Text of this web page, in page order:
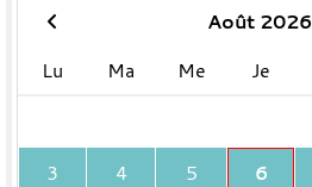
Août 2026
Lu
Ma Me Je
3
4 5 6